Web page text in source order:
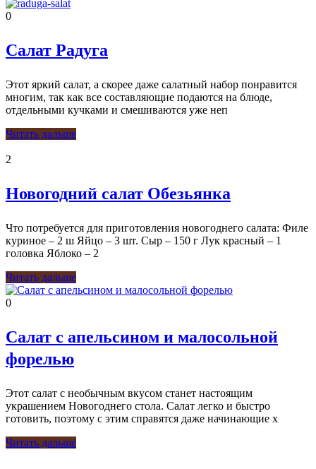
0
Салат Радуга
Этот яркий салат, а скорее даже салатный набор понравится
многим, так как все составляющие подаются на блюде,
отдельными кучками и смешиваются уже неп
Читать дальше
2
Новогодний салат Обезьянка
Что потребуется для приготовления новогоднего салата: Филе
куриное – 2 ш Яйцо – 3 шт. Сыр – 150 г Лук красный – 1
головка Яблоко – 2
Читать дальше
0
Салат с апельсином и малосольной
форелью
Этот салат с необычным вкусом станет настоящим
украшением Новогоднего стола. Салат легко и быстро
готовить, поэтому с этим справятся даже начинающие х
Читать дальше